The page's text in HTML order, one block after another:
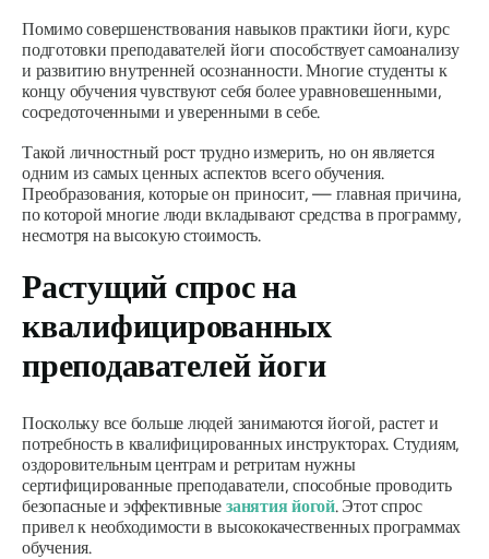
Помимо совершенствования навыков практики йоги, курс
подготовки преподавателей йоги способствует самоанализу
и развитию внутренней осознанности. Многие студенты к
концу обучения чувствуют себя более уравновешенными,
сосредоточенными и уверенными в себе.
Такой личностный рост трудно измерить, но он является
одним из самых ценных аспектов всего обучения.
Преобразования, которые он приносит, — главная причина,
по которой многие люди вкладывают средства в программу,
несмотря на высокую стоимость.
Растущий спрос на
квалифицированных
преподавателей йоги
Поскольку все больше людей занимаются йогой, растет и
потребность в квалифицированных инструкторах. Студиям,
оздоровительным центрам и ретритам нужны
сертифицированные преподаватели, способные проводить
безопасные и эффективные занятия йогой. Этот спрос
привел к необходимости в высококачественных программах
обучения.